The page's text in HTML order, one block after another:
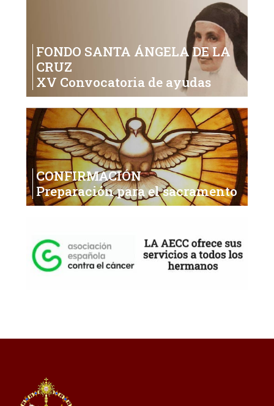
FONDO SANTA ÁNGELA DE LA
CRUZ
XV Convocatoria de ayudas
CONFIRMACIÓN
Preparación para el sacramento